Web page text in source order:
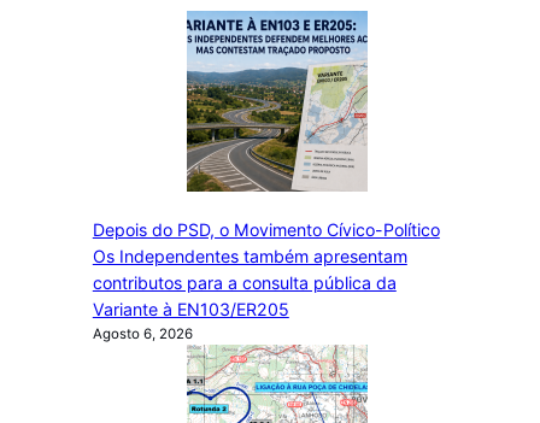
Depois do PSD, o Movimento Cívico-Político
Os Independentes também apresentam
contributos para a consulta pública da
Variante à EN103/ER205
Agosto 6, 2026